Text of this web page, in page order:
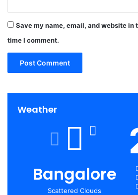
Save my name, email, and website in
time I comment.
Weather
Bangalore
Scattered Clouds